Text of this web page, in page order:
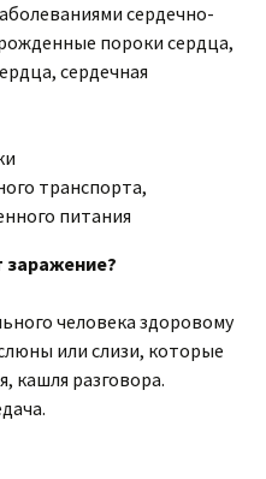
сердечно-
пороки сердца,
сердечная
транспорта,
питания
заражение?
человека здоровому
или слизи, которые
кашля разговора.